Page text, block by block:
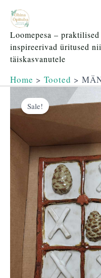
content
Loomepesa –
inspireerivad üritused
täiskasvanutele
Home Tooted
Sale!
TRIPS-
TRAPS-
TRULL
kogus
Algne
hind
45,00
TRULL
kogus